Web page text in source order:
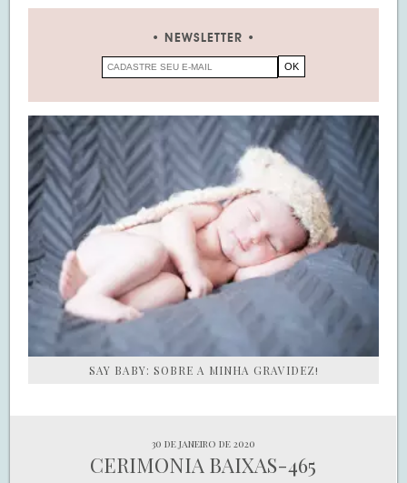
NEWSLETTER
SAY BABY: SOBRE A MINHA GRAVIDEZ!
30 de janeiro de 2020
CERIMONIA BAIXAS-465